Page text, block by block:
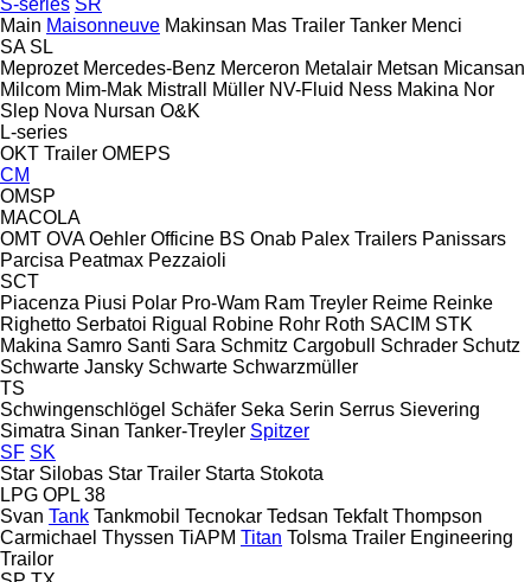
Main Maisonneuve Makinsan Mas Trailer Tanker Menci
SA SL
Meprozet Mercedes-Benz Merceron Metalair Metsan Micansan
Milcom Mim-Mak Mistrall Müller NV-Fluid Ness Makina Nor
Slep Nova Nursan O&K
L-series
OKT Trailer OMEPS
CM
OMSP
MACOLA
OMT OVA Oehler Officine BS Onab Palex Trailers Panissars
Parcisa Peatmax Pezzaioli
SCT
Piacenza Piusi Polar Pro-Wam Ram Treyler Reime Reinke
Righetto Serbatoi Rigual Robine Rohr Roth SACIM STK
Makina Samro Santi Sara Schmitz Cargobull Schrader Schutz
Schwarte Jansky Schwarte Schwarzmüller
TS
Schwingenschlögel Schäfer Seka Serin Serrus Sievering
Simatra Sinan Tanker-Treyler Spitzer
SF SK
Star Silobas Star Trailer Starta Stokota
LPG OPL 38
Svan Tank Tankmobil Tecnokar Tedsan Tekfalt Thompson
Carmichael Thyssen TiAPM Titan Tolsma Trailer Engineering
Trailor